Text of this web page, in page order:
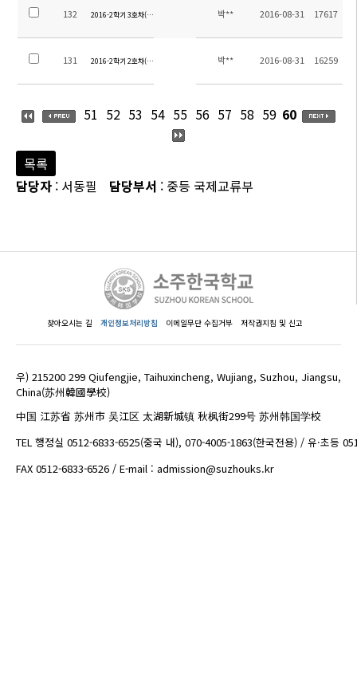
132 2016-2학기 3호차(후판지역) 탑승장소 안내 박** 2016-08-31 17617
131 2016-2학기 2호차(후시지역) 탑승장소 안내-3박** 2016-08-31 16259
51 52 53 54 55 56 57 58 59 60
목록
담당자 : 서동필 담당부서 : 중등 국제교류부
찾아오시는 길 개인정보처리방침 이메일무단 수집거부 저작권지침 및 신고
우) 215200 299 Qiufengjie, Taihuxincheng, Wujiang, Suzhou, Jiangsu,
China(苏州韓國學校)
中国 江苏省 苏州市 吴江区 太湖新城镇 秋枫街299号 苏州韩国学校
TEL 행정실 0512-6833-6525(중국 내), 070-4005-1863(한국전용) / 유·초등
FAX 0512-6833-6526 / E-mail : admission@suzhouks.kr